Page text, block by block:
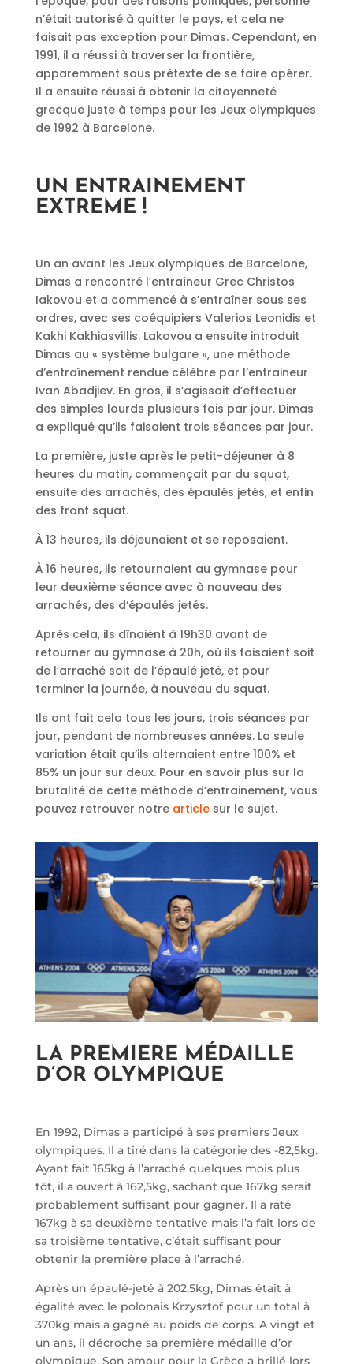
n’était autorisé à quitter le pays, et cela ne
faisait pas exception pour Dimas. Cependant, en
1991, il a réussi à traverser la frontière,
apparemment sous prétexte de se faire opérer.
Il a ensuite réussi à obtenir la citoyenneté
grecque juste à temps pour les Jeux olympiques
de 1992 à Barcelone.
UN ENTRAINEMENT
EXTREME !
Un an avant les Jeux olympiques de Barcelone,
Dimas a rencontré l’entraîneur Grec Christos
Iakovou et a commencé à s’entraîner sous ses
ordres, avec ses coéquipiers Valerios Leonidis et
Kakhi Kakhiasvillis. Lakovou a ensuite introduit
Dimas au « système bulgare », une méthode
d’entraînement rendue célèbre par l’entraineur
Ivan Abadjiev. En gros, il s’agissait d’effectuer
des simples lourds plusieurs fois par jour. Dimas
a expliqué qu’ils faisaient trois séances par jour.
La première, juste après le petit-déjeuner à 8
heures du matin, commençait par du squat,
ensuite des arrachés, des épaulés jetés, et enfin
des front squat.
À 13 heures, ils déjeunaient et se reposaient.
À 16 heures, ils retournaient au gymnase pour
leur deuxième séance avec à nouveau des
arrachés, des d’épaulés jetés.
Après cela, ils dînaient à 19h30 avant de
retourner au gymnase à 20h, où ils faisaient soit
de l’arraché soit de l’épaulé jeté, et pour
terminer la journée, à nouveau du squat.
Ils ont fait cela tous les jours, trois séances par
jour, pendant de nombreuses années. La seule
variation était qu’ils alternaient entre 100% et
85% un jour sur deux. Pour en savoir plus sur la
brutalité de cette méthode d’entrainement, vous
pouvez retrouver notre articlesur le sujet.
LA PREMIERE MÉDAILLE
D’OR OLYMPIQUE
En 1992, Dimas a participé à ses premiers Jeux
olympiques. Il a tiré dans la catégorie des -82,5kg.
Ayant fait 165kg à l’arraché quelques mois plus
tôt, il a ouvert à 162,5kg, sachant que 167kg serait
probablement suffisant pour gagner. Il a raté
167kg à sa deuxième tentative mais l’a fait lors de
sa troisième tentative, c’était suffisant pour
obtenir la première place à l’arraché.
Après un épaulé-jeté à 202,5kg, Dimas était à
égalité avec le polonais Krzysztof pour un total à
370kg mais a gagné au poids de corps. A vingt et
un ans, il décroche sa première médaille d’or
olympique. Son amour pour la Grèce a brillé lors